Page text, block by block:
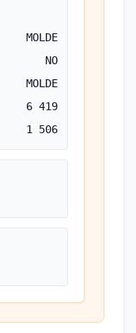
MOLDE
NO
MOLDE
6 419
1 506